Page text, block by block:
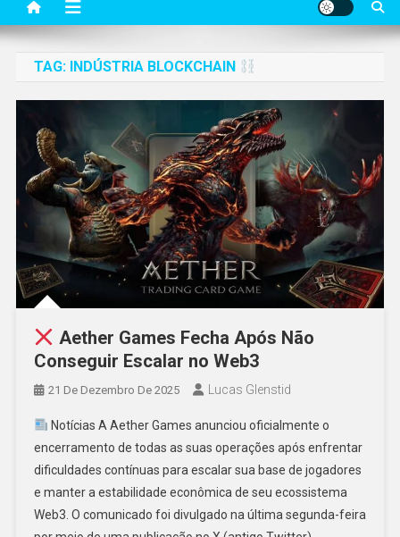
TAG: INDÚSTRIA BLOCKCHAIN
Aether Games Fecha Após Não
Conseguir Escalar no Web3
21 De Dezembro De 2025 Lucas Glenstid
Notícias A Aether Games anunciou oficialmente o
encerramento de todas as suas operações após enfrentar
dificuldades contínuas para escalar sua base de jogadores
e manter a estabilidade econômica de seu ecossistema
Web3. O comunicado foi divulgado na última segunda-feira